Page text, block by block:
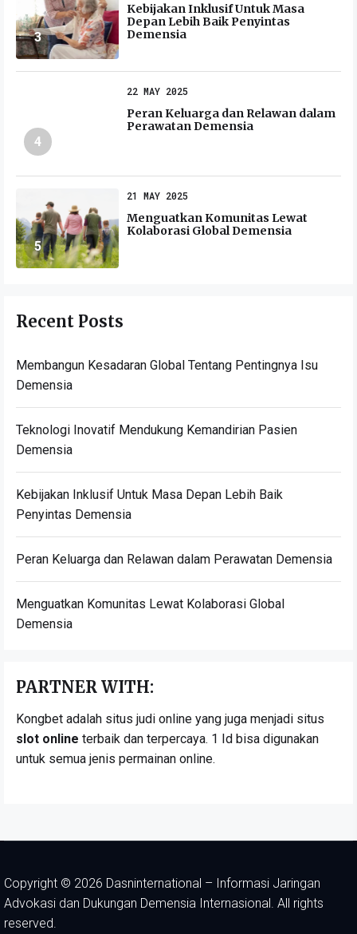
3
Kebijakan Inklusif Untuk Masa
Depan Lebih Baik Penyintas
Demensia
4
22 MAY 2025
Peran Keluarga dan Relawan dalam
Perawatan Demensia
5
21 MAY 2025
Menguatkan Komunitas Lewat
Kolaborasi Global Demensia
Recent Posts
Membangun Kesadaran Global Tentang Pentingnya Isu
Demensia
Teknologi Inovatif Mendukung Kemandirian Pasien
Demensia
Kebijakan Inklusif Untuk Masa Depan Lebih Baik
Penyintas Demensia
Peran Keluarga dan Relawan dalam Perawatan Demensia
Menguatkan Komunitas Lewat Kolaborasi Global
Demensia
PARTNER WITH:
Kongbet adalah situs judi online yang juga menjadi situs
slot online terbaik dan terpercaya. 1 Id bisa digunakan
untuk semua jenis permainan online.
Copyright © 2026 Dasninternational – Informasi Jaringan
Advokasi dan Dukungan Demensia Internasional. All rights
reserved.